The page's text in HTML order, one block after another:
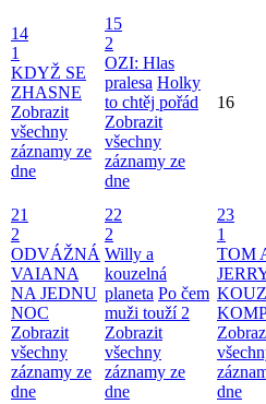
14
1
KDYŽ SE
ZHASNE
Zobrazit
všechny
záznamy ze
dne
15
2
OZI: Hlas
pralesa Holky
to chtěj pořád
Zobrazit
všechny
záznamy ze
dne
16
21
2
ODVÁŽNÁ
VAIANA
NA JEDNU
NOC
Zobrazit
všechny
záznamy ze
dne
22
2
Willy a
kouzelná
planeta Po čem
muži touží 2
Zobrazit
všechny
záznamy ze
dne
23
1
TOM
dne